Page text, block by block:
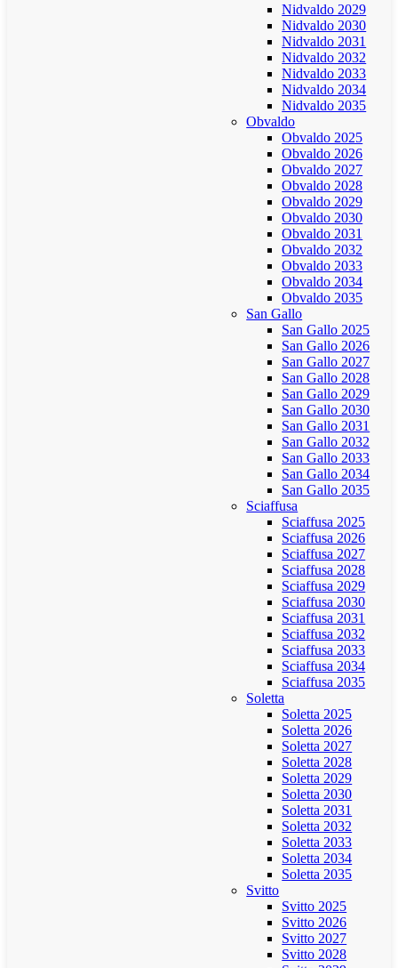
Nidvaldo 2029
Nidvaldo 2030
Nidvaldo 2031
Nidvaldo 2032
Nidvaldo 2033
Nidvaldo 2034
Nidvaldo 2035
Obvaldo
Obvaldo 2025
Obvaldo 2026
Obvaldo 2027
Obvaldo 2028
Obvaldo 2029
Obvaldo 2030
Obvaldo 2031
Obvaldo 2032
Obvaldo 2033
Obvaldo 2034
Obvaldo 2035
San Gallo
San Gallo 2025
San Gallo 2026
San Gallo 2027
San Gallo 2028
San Gallo 2029
San Gallo 2030
San Gallo 2031
San Gallo 2032
San Gallo 2033
San Gallo 2034
San Gallo 2035
Sciaffusa
Sciaffusa 2025
Sciaffusa 2026
Sciaffusa 2027
Sciaffusa 2028
Sciaffusa 2029
Sciaffusa 2030
Sciaffusa 2031
Sciaffusa 2032
Sciaffusa 2033
Sciaffusa 2034
Sciaffusa 2035
Soletta
Soletta 2025
Soletta 2026
Soletta 2027
Soletta 2028
Soletta 2029
Soletta 2030
Soletta 2031
Soletta 2032
Soletta 2033
Soletta 2034
Soletta 2035
Svitto
Svitto 2025
Svitto 2026
Svitto 2027
Svitto 2028